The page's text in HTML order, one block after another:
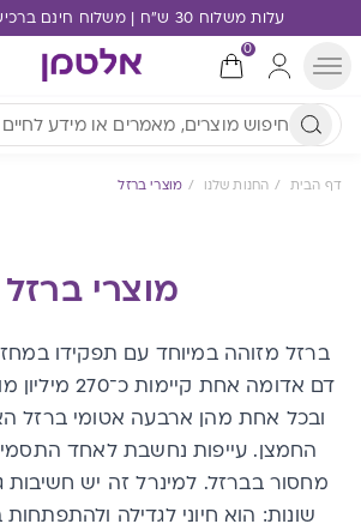
עלות משלוח 30 ש"ח | משלוח חינם ברכישה מעל 249 ₪
0
דף הבית החנות שלנו מוצרי ברזל
מוצרי ברזל
ברזל מזוהה במיוחד עם תפקידו
דם אדומה אחת
ובכל אחת מהן ארבעה אטומי ברזל
החמצן. עייפות נחשבת לאחד
מחסור בברזל. למינרל זה יש חשיבות
שונות: הוא חיוני לגדילה ולהתפתחות